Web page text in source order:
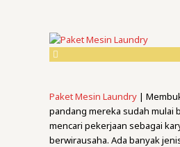
Paket Mesin Laundry |
pandang mereka sudah mulai
mencari pekerjaan sebagai
berwirausaha. Ada banyak